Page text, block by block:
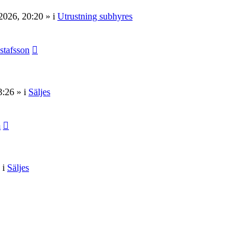
20:20 » i Utrustning subhyres
» i Säljes
i Säljes